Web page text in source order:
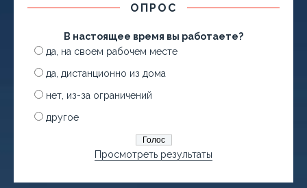
ОПРОС
В настоящее время вы работаете?
да, на своем рабочем месте
да, дистанционно из дома
нет, из-за ограничений
другое
Просмотреть результаты